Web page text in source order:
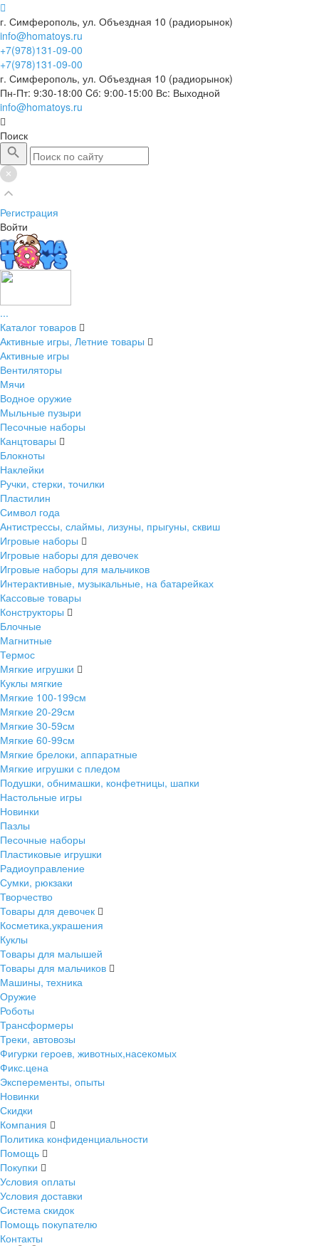
г. Симферополь, ул. Объездная 10 (радиорынок)
info@homatoys.ru
+7(978)131-09-00
+7(978)131-09-00
г. Симферополь, ул. Объездная 10 (радиорынок)
Пн-Пт: 9:30-18:00 Cб: 9:00-15:00 Вс: Выходной
info@homatoys.ru
Поиск
Регистрация
Войти
...
Каталог товаров
Активные игры, Летние товары
Активные игры
Вентиляторы
Мячи
Водное оружие
Мыльные пузыри
Песочные наборы
Канцтовары
Блокноты
Наклейки
Ручки, стерки, точилки
Пластилин
Символ года
Антистрессы, слаймы, лизуны, прыгуны, сквиш
Игровые наборы
Игровые наборы для девочек
Игровые наборы для мальчиков
Интерактивные, музыкальные, на батарейках
Кассовые товары
Конструкторы
Блочные
Магнитные
Термос
Мягкие игрушки
Куклы мягкие
Мягкие 100-199см
Мягкие 20-29см
Мягкие 30-59см
Мягкие 60-99см
Мягкие брелоки, аппаратные
Мягкие игрушки с пледом
Подушки, обнимашки, конфетницы, шапки
Настольные игры
Новинки
Пазлы
Песочные наборы
Пластиковые игрушки
Радиоуправление
Сумки, рюкзаки
Творчество
Товары для девочек
Косметика,украшения
Куклы
Товары для малышей
Товары для мальчиков
Машины, техника
Оружие
Роботы
Трансформеры
Треки, автовозы
Фигурки героев, животных,насекомых
Фикс.цена
Эксперементы, опыты
Новинки
Скидки
Компания
Политика конфиденциальности
Помощь
Покупки
Условия оплаты
Условия доставки
Система скидок
Помощь покупателю
Контакты